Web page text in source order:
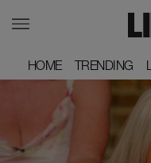
HOME
HOME TRENDING
TRENDING